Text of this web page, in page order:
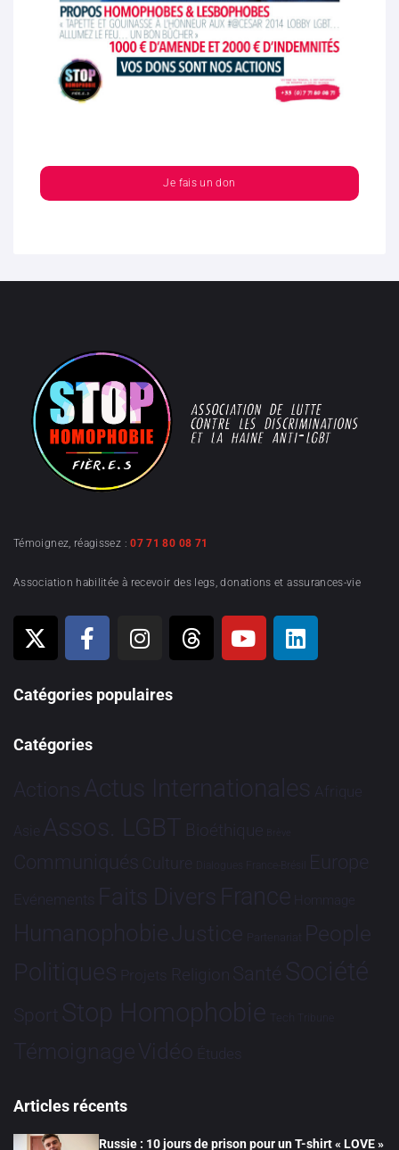
Je fais un don
Témoignez, réagissez :07 71 80 08 71
Association habilitée à recevoir des legs, donations et assurances-vie
Catégories populaires
Catégories
Actions Actus Internationales Afrique
Asie Assos. LGBT Bioéthique Brève
Communiqués Culture Dialogues France-Brésil Europe
Evénements Faits Divers France Hommage
HumanophobieJustice Partenariat People
Politiques Projets Religion Santé Société
Sport Stop Homophobie Tech Tribune
TémoignageVidéo Études
Articles récents
Russie : 10 jours de prison pour un T-shirt « LOVE »